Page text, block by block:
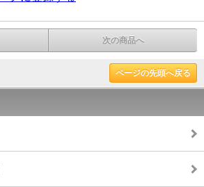
次の商品へ
ページの先頭へ戻る